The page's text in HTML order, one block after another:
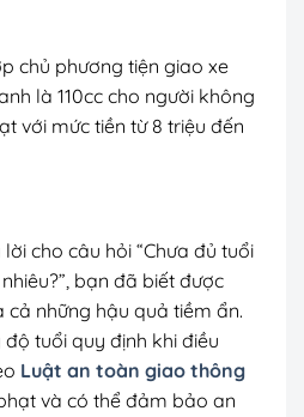
chủ phương tiện giao xe
là 110cc cho người không
với mức tiền từ 8 triệu đến
cho câu hỏi “Chưa đủ tuổi
bạn đã biết được
những hậu quả tiềm ẩn.
tuổi quy định khi điều
Luật an toàn giao thông
và có thể đảm bảo an